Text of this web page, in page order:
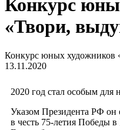
Конкурс
«Твори,
Конкурс юных художников
13.11.2020
2020 год стал особым для
Указом Президента РФ
в честь 75-летия Победы